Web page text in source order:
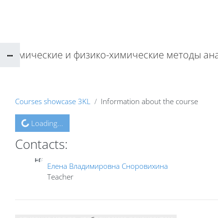
Химические и физико-химические методы
Courses showcase 3KL Information about the course
Loading...
Contacts:
ЕС
Елена Владимировна Сноровихина
Teacher